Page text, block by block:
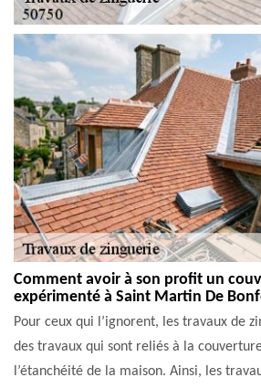
Comment avoir à son profit un
expérimenté à Saint Martin De
Pour ceux qui l’ignorent, les travaux de
des travaux qui sont reliés à la
l’étanchéité de la maison. Ainsi, les